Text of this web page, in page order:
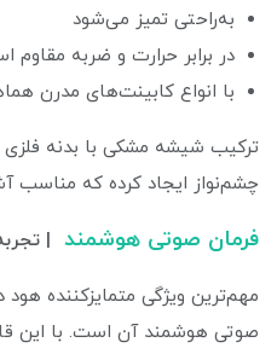
به‌راحتی تمیز می‌شود
در برابر حرارت و ضربه مقاوم
با انواع کابینت‌های مدرن
ترکیب شیشه مشکی با بدنه فلزی
چشم‌نواز ایجاد کرده که مناسب
فرمان صوتی هوشمند |
مهم‌ترین ویژگی متمایزکننده
صوتی هوشمند آن است. با این